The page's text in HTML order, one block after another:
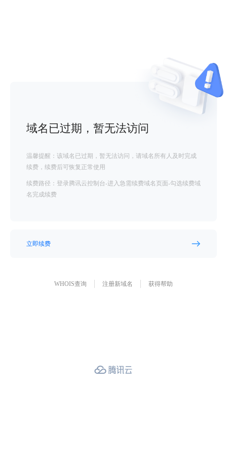
域名已过期，暂无法访问
温馨提醒：该域名已过期，暂无法访问，请域名所有人及时完成
续费，续费后可恢复正常使用
续费路径：登录腾讯云控制台-进入急需续费域名页面-勾选续费域
名完成续费
立即续费
WHOIS查询 注册新域名 获得帮助